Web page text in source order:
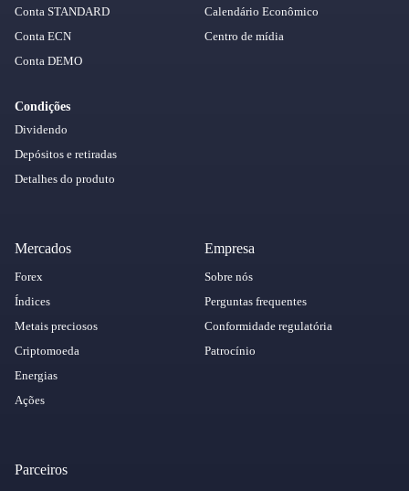
Conta STANDARD
Conta ECN
Conta DEMO
Condições
Dividendo
Depósitos e retiradas
Detalhes do produto
Calendário Econômico
Centro de mídia
Mercados
Forex
Índices
Metais preciosos
Criptomoeda
Energias
Ações
Empresa
Sobre nós
Perguntas frequentes
Conformidade regulatória
Patrocínio
Parceiros